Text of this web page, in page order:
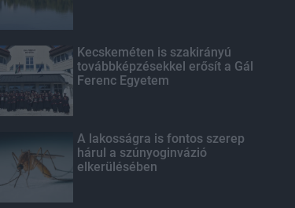
Kecskeméten is szakirányú
továbbképzésekkel erősít a Gál
Ferenc Egyetem
A lakosságra is fontos szerep
hárul a szúnyoginvázió
elkerülésében